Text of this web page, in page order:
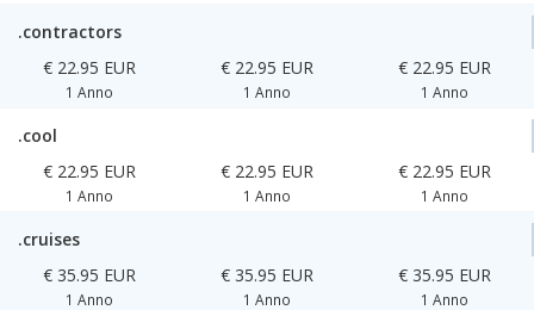
.contractors
€ 22.95 EUR
1 Anno
€ 22.95 EUR
1 Anno
€ 22.95 EUR
1 Anno
.cool
€ 22.95 EUR
1 Anno
€ 22.95 EUR
1 Anno
€ 22.95 EUR
1 Anno
.cruises
€ 35.95 EUR
1 Anno
€ 35.95 EUR
1 Anno
€ 35.95 EUR
1 Anno